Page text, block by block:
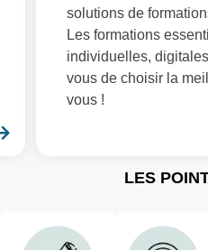
solutions de
Les formations
individuelles,
vous de choisir la
vous !
LES